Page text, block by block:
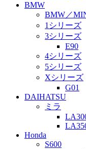
BMW
BMW／
1シリーズ
3シリーズ
E90
4シリーズ
5シリーズ
Xシリーズ
G01
DAIHATSU
ミラ
Honda
S600